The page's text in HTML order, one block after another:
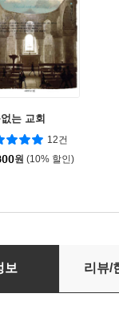
는 교회
12건
원 (10% 할인)
보 리뷰/